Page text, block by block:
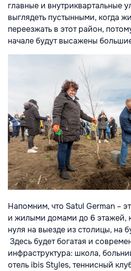
главные и внутриквартальные
выглядеть пустынными, когда
переезжать в этот район,
начале будут высажены
Напомним, что Satul German –
и жилыми домами до 6 этажей,
нуля на выезде из столицы, на
Здесь будет богатая и
инфраструктура: школа,
отель ibis Styles, теннисный